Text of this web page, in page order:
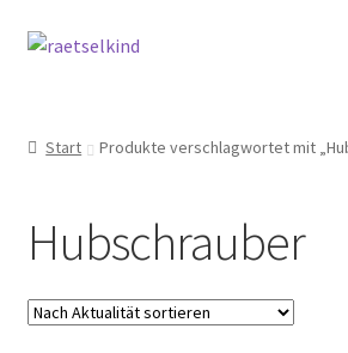
Zur
Zum
Cookie-Richtlinie (EU)
Datenschutzbelehrung
Start Produkte verschlagwortet mit
Hubschrauber